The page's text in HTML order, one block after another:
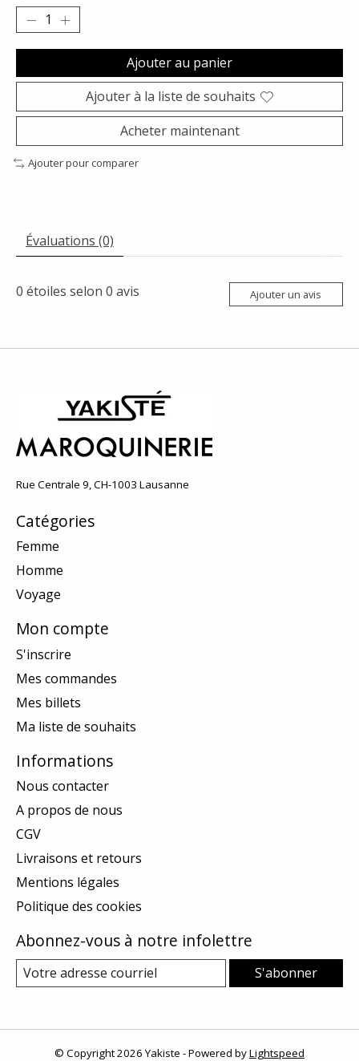
Ajouter au panier
Ajouter à la liste de souhaits
Acheter maintenant
Ajouter pour comparer
Évaluations (0)
0 étoiles selon 0 avis Ajouter un avis
Rue Centrale 9, CH-1003 Lausanne
Catégories
Femme
Homme
Voyage
Mon compte
S'inscrire
Mes commandes
Mes billets
Ma liste de souhaits
Informations
Nous contacter
A propos de nous
CGV
Livraisons et retours
Mentions légales
Politique des cookies
Abonnez-vous à notre infolettre
S'abonner
© Copyright 2026 Yakiste - Powered byLightspeed